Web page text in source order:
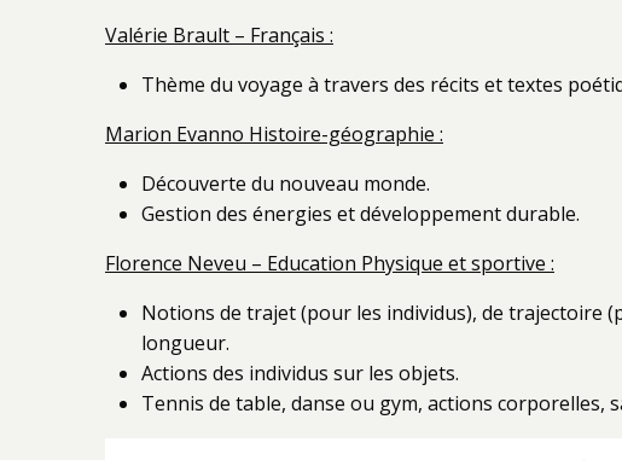
Valérie Brault – Français :
Thème du voyage à travers des récits et textes
Marion Evanno Histoire-géographie :
Découverte du nouveau monde.
Gestion des énergies et développement durable.
Florence Neveu – Education Physique et sportive :
Notions de trajet (pour les individus), de trajectoire
longueur.
Actions des individus sur les objets.
Tennis de table, danse ou gym, actions corporelles,